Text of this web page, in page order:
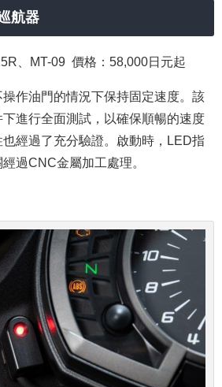
航器
、MT-09 價格：58,000日元起
作油門的情況下保持固定速度。該
進行全面測試，以確保順暢的速度
經過了充分驗證。啟動時，LED指
過CNC金屬加工處理。